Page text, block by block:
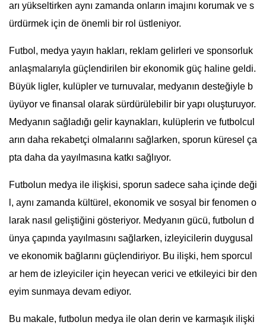
arı yükseltirken aynı zamanda onların imajını korumak ve s
ürdürmek için de önemli bir rol üstleniyor.
Futbol, medya yayın hakları, reklam gelirleri ve sponsorluk
anlaşmalarıyla güçlendirilen bir ekonomik güç haline geldi.
Büyük ligler, kulüpler ve turnuvalar, medyanın desteğiyle b
üyüyor ve finansal olarak sürdürülebilir bir yapı oluşturuyor.
Medyanın sağladığı gelir kaynakları, kulüplerin ve futbolcul
arın daha rekabetçi olmalarını sağlarken, sporun küresel ça
pta daha da yayılmasına katkı sağlıyor.
Futbolun medya ile ilişkisi, sporun sadece saha içinde deği
l, aynı zamanda kültürel, ekonomik ve sosyal bir fenomen o
larak nasıl geliştiğini gösteriyor. Medyanın gücü, futbolun d
ünya çapında yayılmasını sağlarken, izleyicilerin duygusal
ve ekonomik bağlarını güçlendiriyor. Bu ilişki, hem sporcul
ar hem de izleyiciler için heyecan verici ve etkileyici bir den
eyim sunmaya devam ediyor.
Bu makale, futbolun medya ile olan derin ve karmaşık ilişki